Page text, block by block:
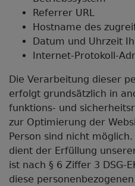
Referrer URL
Hostname des
Datum und Uhrzeit
Internet-Protokoll-
Die Verarbeitung dieser
erfolgt grundsätzlich in
funktions- und
zur Optimierung der
Person sind nicht
dient der Erfüllung
ist nach § 6 Ziffer 3 DSG-
diese